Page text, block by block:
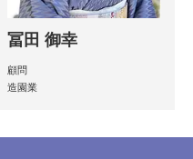
冨田 御幸
顧問
造園業